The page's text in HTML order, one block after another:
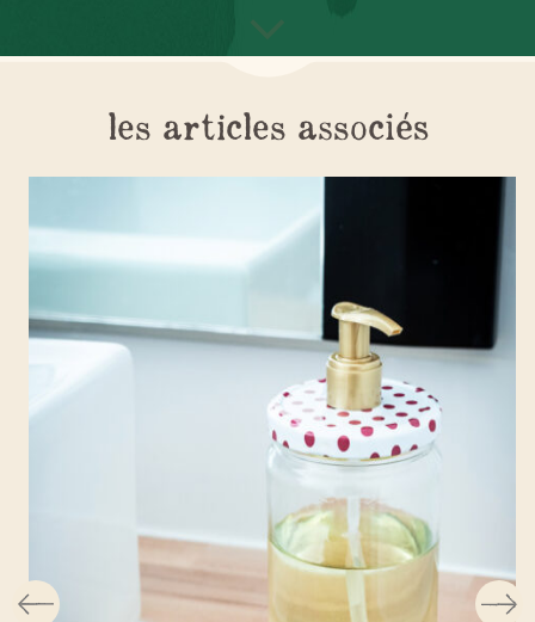
les articles associés